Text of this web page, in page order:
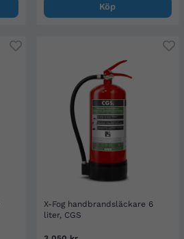
Köp
X-Fog handbrandsläckare 6
liter, CGS